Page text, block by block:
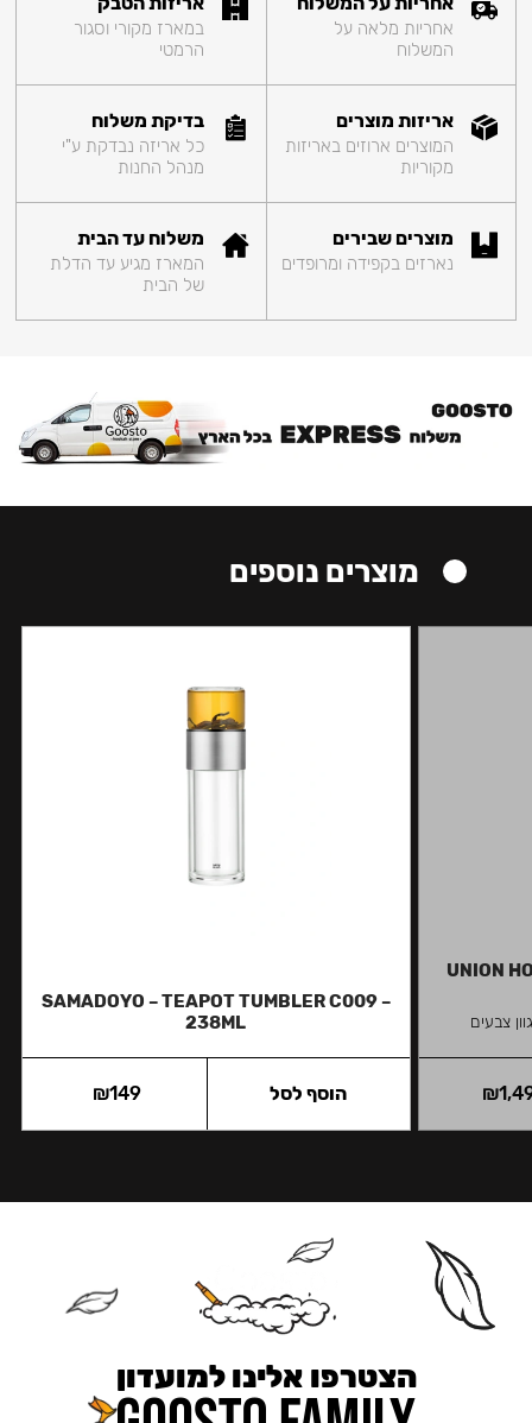
אחריות מלאה על
המשלוח
במארז מקורי וסגור
הרמטי
אריזות מוצרים
המוצרים ארוזים באריזות
מקוריות
בדיקת משלוח
כל אריזה נבדקת ע"י
מנהל החנות
מוצרים שבירים
נארזים בקפידה ומרופדים
משלוח עד הבית
המארז מגיע עד הדלת
של הבית
מוצרים נוספים
UNION
צבעים
₪
SAMADOYO – TEAPOT TUMBLER C009 –
238ML
₪149 הוסף לסל
הצטרפו אלינו למועדון